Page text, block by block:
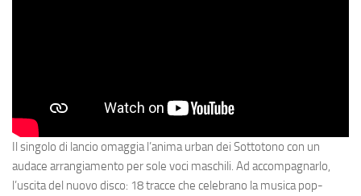
Il singolo di lancio omaggia l’anima urban dei Sottotono con un
audace arrangiamento per sole voci maschili. Ad accompagnarlo,
l’uscita del nuovo disco: 18 tracce che celebrano la musica pop-